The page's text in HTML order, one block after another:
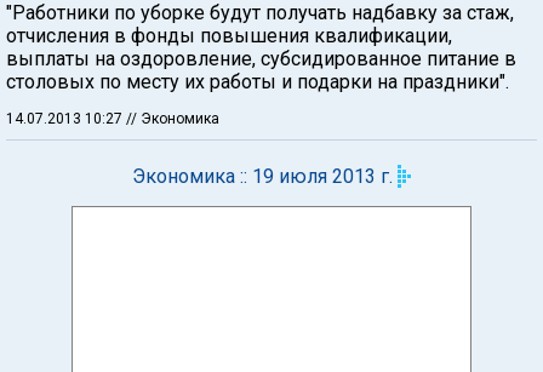
"Работники по уборке будут получать надбавку за стаж,
отчисления в фонды повышения квалификации,
выплаты на оздоровление, субсидированное питание в
столовых по месту их работы и подарки на праздники".
14.07.2013 10:27 // Экономика
Экономика :: 19 июля 2013 г.